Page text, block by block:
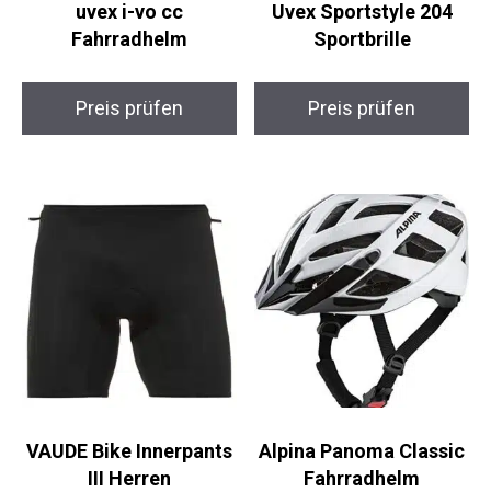
uvex i-vo cc
Fahrradhelm
Preis prüfen
Uvex Sportstyle 204
Sportbrille
Preis prüfen
VAUDE Bike Innerpants
III Herren
Alpina Panoma Classic
Fahrradhelm